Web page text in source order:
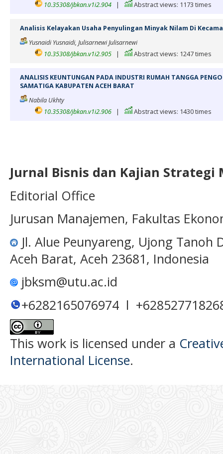
10.35308/jbkan.v1i2.904
| Abstract views: 1173 times
Analisis Kelayakan Usaha Penyulingan Minyak Nilam Di
Yusnaidi Yusnaidi, Julisarnewi Julisarnewi
10.35308/jbkan.v1i2.905
| Abstract views: 1247 times
ANALISIS KEUNTUNGAN PADA INDUSTRI RUMAH TANGGA
SAMATIGA KABUPATEN ACEH BARAT
Nabila Ukhty
10.35308/jbkan.v1i2.906
| Abstract views: 1430 times
Jurnal Bisnis dan Kajian Strategi
Editorial Office
Jurusan Manajemen, Fakultas
Jl. Alue Peunyareng, Ujong
Aceh Barat, Aceh 23681, Indonesia
jbksm@utu.ac.id
+6282165076974 l
This work is licensed under a
International License.